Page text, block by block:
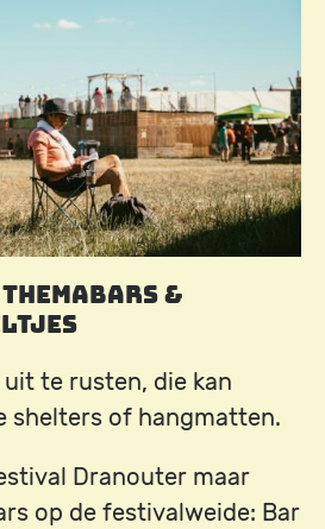
&
te rusten, die kan
shelters of hangmatten.
Dranouter maar
op de festivalweide: Bar